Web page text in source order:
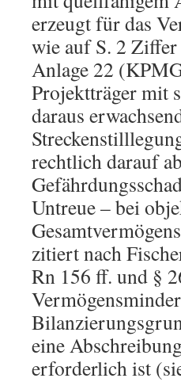
erzeugt für das
wie auf S. 2
Anlage 22
Projektträger mit
daraus
rechtlich darauf
Untreue – bei
zitiert nach
Rn 156 ff. und §
eine
erforderlich ist